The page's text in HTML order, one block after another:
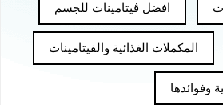
افضل ڤيتامينات للجسم
المكملات الغذائية والفيتامينات
وفوائدها